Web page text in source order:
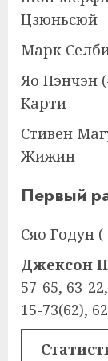
Цзюньсюй
Марк
Яо Пэнчэн
Карти
Стивен
Жижин
Первый
Сяо Годун
Джексон
57-65, 63-
15-73(62),